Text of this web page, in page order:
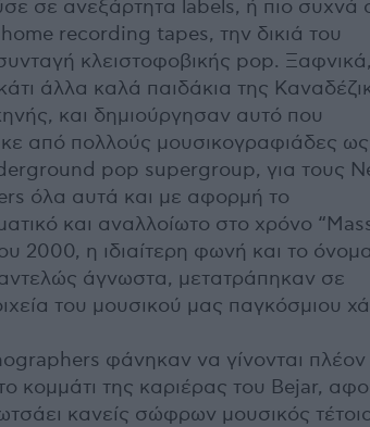
σε ανεξάρτητα labels, ή πιο συχνά
recording tapes, την δικιά του
κλειστοφοβικής pop.
άλλα καλά παιδάκια της
και δημιούργησαν αυτό που
από πολλούς μουσικογραφιάδες ως
pop supergroup, για τους
όλα αυτά και με αφορμή το
και αναλλοίωτο στο χρόνο
2000, η ιδιαίτερη φωνή και το
άγνωστα, μετατράπηκαν σε
του μουσικού μας παγκόσμιου
φάνηκαν να γίνονται πλέον
κομμάτι της καριέρας του Bejar,
κανείς σώφρων μουσικός